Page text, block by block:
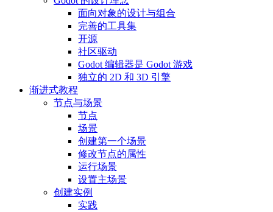
面向对象的设计与组合
完善的工具集
开源
社区驱动
Godot 编辑器是 Godot 游戏
独立的 2D 和 3D 引擎
渐进式教程
节点与场景
节点
场景
创建第一个场景
修改节点的属性
运行场景
设置主场景
创建实例
实践